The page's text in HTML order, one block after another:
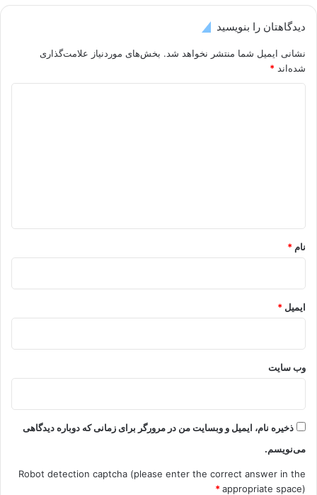
دیدگاهتان را بنویسید
نشانی ایمیل شما منتشر نخواهد شد. بخش‌های موردنیاز علامت‌گذاری
شده‌اند *
نام *
ایمیل *
وب‌ سایت
ذخیره نام، ایمیل و وبسایت من در مرورگر برای زمانی که دوباره دیدگاهی
می‌نویسم.
Robot detection captcha (please enter the correct answer in the
appropriate space)
*